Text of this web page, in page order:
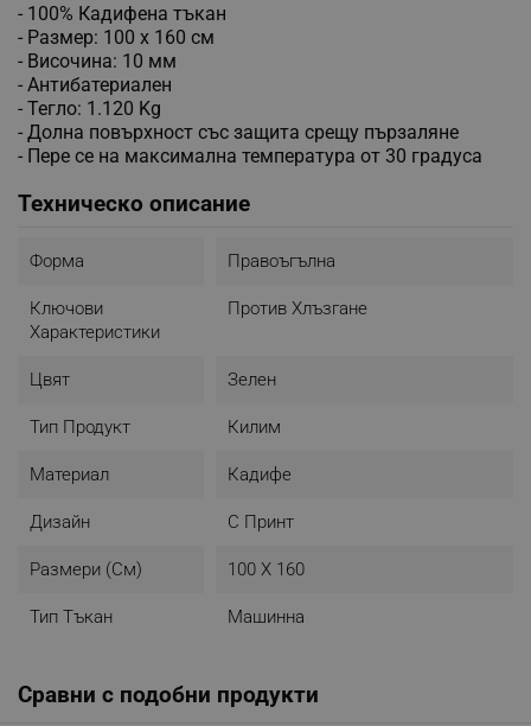
- 100% Кадифена тъкан
- Размер: 100 x 160 см
- Височина: 10 мм
- Антибатериален
- Тегло: 1.120 Kg
- Долна повърхност със защита срещу пързаляне
- Пере се на максимална температура от 30 градуса
Техническо описание
Форма Правоъгълна
Ключови
Характеристики
Против Хлъзгане
Цвят Зелен
Тип Продукт Килим
Материал Кадифе
Дизайн С Принт
Размери (см) 100 X 160
Тип Тъкан Машинна
Сравни с подобни продукти